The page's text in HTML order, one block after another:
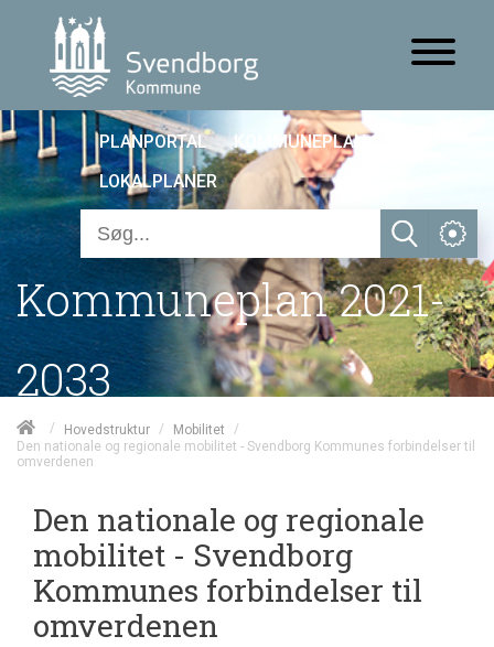
PLANPORTAL
KOMMUNEPLAN 25
LOKALPLANER
Kommuneplan 2021-
2033
/ Hovedstruktur / Mobilitet
/
Den nationale og regionale mobilitet - Svendborg Kommunes forbindelser til
omverdenen
Den nationale og regionale
mobilitet - Svendborg
Kommunes forbindelser til
omverdenen